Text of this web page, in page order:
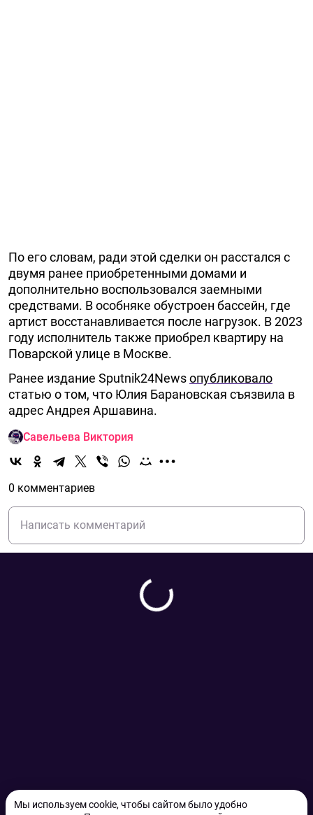
Мы используем cookie, чтобы сайтом было удобно
По его словам, ради этой сделки он расстался с
двумя ранее приобретенными домами и
дополнительно воспользовался заемными
средствами. В особняке обустроен бассейн, где
артист восстанавливается после нагрузок. В 2023
году исполнитель также приобрел квартиру на
Поварской улице в Москве.
Ранее издание Sputnik24Newsопубликовало
статью о том, что Юлия Барановская съязвила в
адрес Андрея Аршавина.
Савельева Виктория
0 комментариев